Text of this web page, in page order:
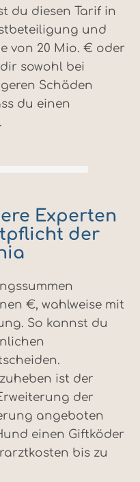
du diesen Tarif in
und
von 20 Mio. € oder
sowohl bei
Schäden
du einen
Experten
der
€, wahlweise mit
So kannst du
ist der
der
angeboten
einen Giftköder
bis zu